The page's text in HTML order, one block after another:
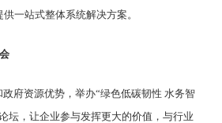
一站式整体系统解决方案。
府资源优势，举办“绿色低碳韧性 水务智
坛，让企业参与发挥更大的价值，与行业